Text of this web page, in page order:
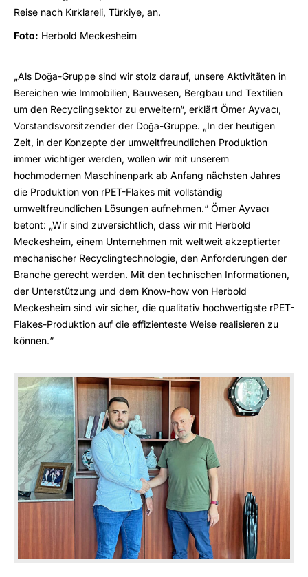
Reise nach Kırklareli, Türkiye, an.
Foto: Herbold Meckesheim
„Als Doğa-Gruppe sind wir stolz darauf, unsere Aktivitäten in
Bereichen wie Immobilien, Bauwesen, Bergbau und Textilien
um den Recyclingsektor zu erweitern“, erklärt Ömer Ayvacı,
Vorstandsvorsitzender der Doğa-Gruppe. „In der heutigen
Zeit, in der Konzepte der umweltfreundlichen Produktion
immer wichtiger werden, wollen wir mit unserem
hochmodernen Maschinenpark ab Anfang nächsten Jahres
die Produktion von rPET-Flakes mit vollständig
umweltfreundlichen Lösungen aufnehmen.“ Ömer Ayvacı
betont: „Wir sind zuversichtlich, dass wir mit Herbold
Meckesheim, einem Unternehmen mit weltweit akzeptierter
mechanischer Recyclingtechnologie, den Anforderungen der
Branche gerecht werden. Mit den technischen Informationen,
der Unterstützung und dem Know-how von Herbold
Meckesheim sind wir sicher, die qualitativ hochwertigste rPET-
Flakes-Produktion auf die effizienteste Weise realisieren zu
können.“